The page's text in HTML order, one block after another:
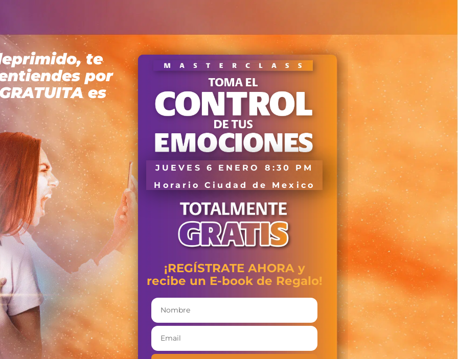
te
por
es
JUEVES 6 ENERO 8:30 PM
Horario Ciudad de Mexico
¡REGÍSTRATE AHORA y
recibe un E-book de Regalo!